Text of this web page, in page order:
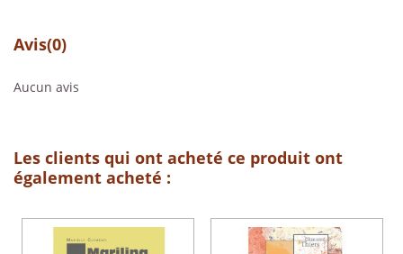
Avis(0)
Aucun avis
Les clients qui ont acheté ce produit ont
également acheté :